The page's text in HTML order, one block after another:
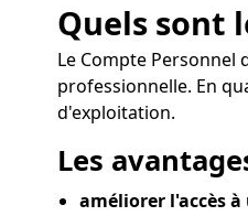
Quels sont
Le Compte Personnel
professionnelle. En
d'exploitation.
Les
améliorer l'accès